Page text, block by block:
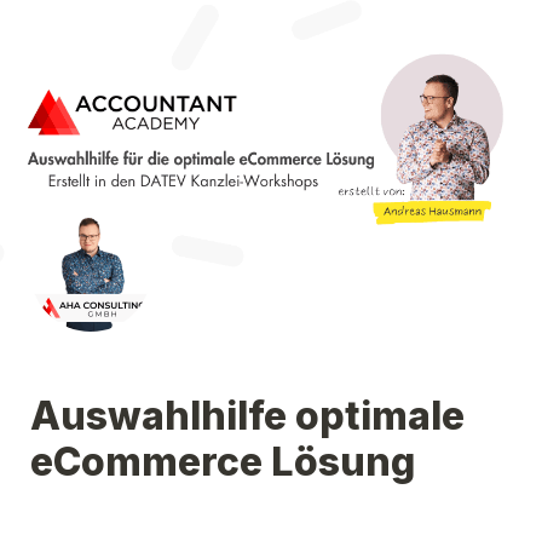
Auswahlhilfe optimale
eCommerce Lösung